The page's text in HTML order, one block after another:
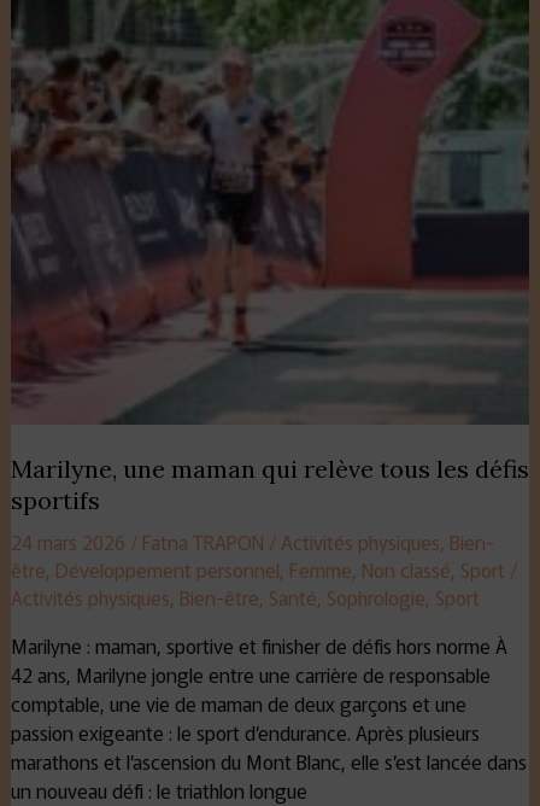
Marilyne, une maman qui relève tous les défis
sportifs
24 mars 2026 / Fatna TRAPON / Activités physiques, Bien-
être, Développement personnel, Femme, Non classé, Sport /
Activités physiques, Bien-être, Santé, Sophrologie, Sport
Marilyne : maman, sportive et finisher de défis hors norme À
42 ans, Marilyne jongle entre une carrière de responsable
comptable, une vie de maman de deux garçons et une
passion exigeante : le sport d’endurance. Après plusieurs
marathons et l’ascension du Mont Blanc, elle s’est lancée dans
un nouveau défi : le triathlon longue
relève
tous
les
défis
sportifs